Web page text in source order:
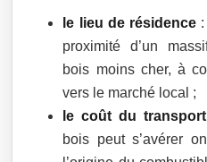
le lieu de résidence
proximité d’un
bois moins cher, à
vers le marché local ;
le coût du transport
bois peut s’avérer